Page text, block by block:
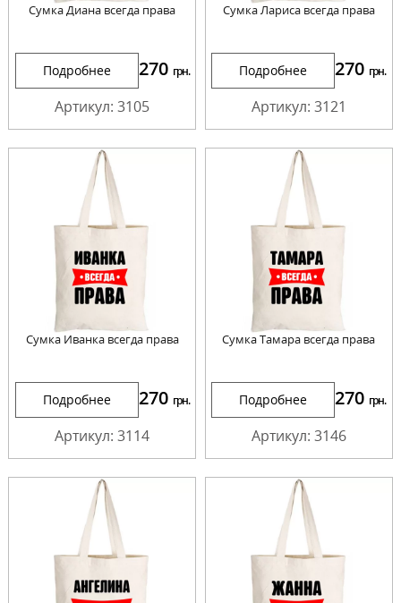
Сумка Диана всегда права
Подробнее 270 грн.
Артикул: 3105
Сумка Лариса всегда права
Подробнее 270 грн.
Артикул: 3121
Сумка Иванка всегда права
Подробнее 270 грн.
Артикул: 3114
Сумка Тамара всегда права
Подробнее 270 грн.
Артикул: 3146